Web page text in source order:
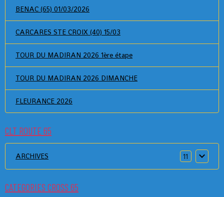
BENAC (65) 01/03/2026
CARCARES STE CROIX (40) 15/03
TOUR DU MADIRAN 2026 1ère étape
TOUR DU MADIRAN 2026 DIMANCHE
FLEURANCE 2026
CLT ROUTE 65
ARCHIVES 11
CATEGORIES CROSS 65